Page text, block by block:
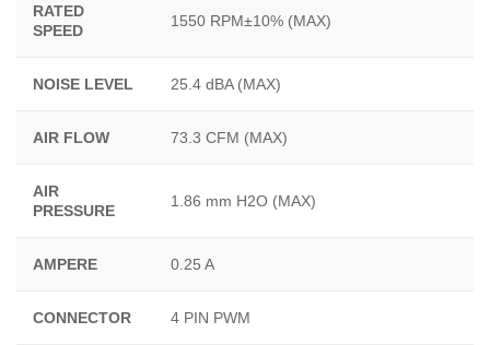
RATED
SPEED
1550 RPM±10% (MAX)
NOISE LEVEL 25.4 dBA (MAX)
AIR FLOW 73.3 CFM (MAX)
AIR
PRESSURE
1.86 mm H2O (MAX)
AMPERE 0.25 A
CONNECTOR 4 PIN PWM